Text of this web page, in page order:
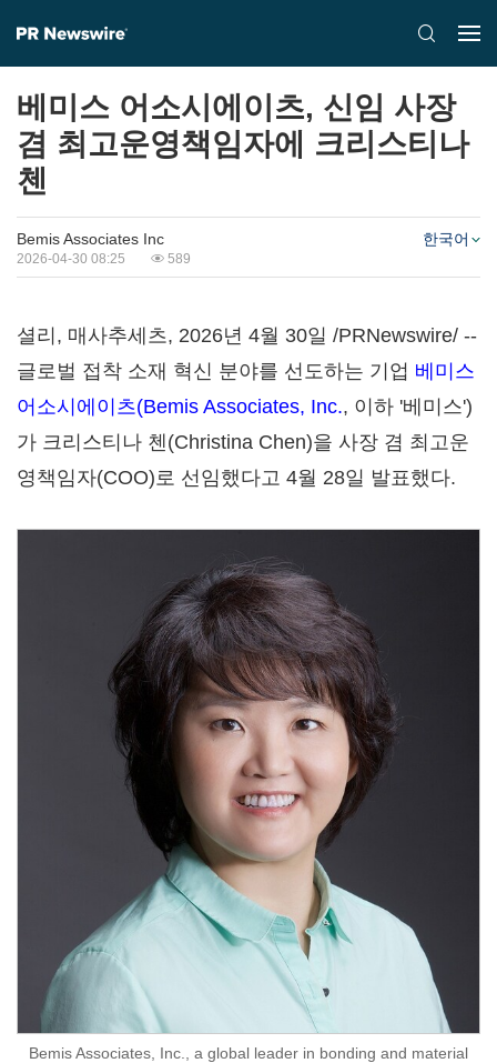
베미스 어소시에이츠, 신임 사장
겸 최고운영책임자에 크리스티나
첸
Bemis Associates Inc
2026-04-30 08:25 589
한국어
셜리, 매사추세츠, 2026년 4월 30일 /PRNewswire/ --
글로벌 접착 소재 혁신 분야를 선도하는 기업 베미스
어소시에이츠(Bemis Associates, Inc., 이하 '베미스')
가 크리스티나 첸(Christina Chen)을 사장 겸 최고운
영책임자(COO)로 선임했다고 4월 28일 발표했다.
Bemis Associates, Inc., a global leader in bonding and material